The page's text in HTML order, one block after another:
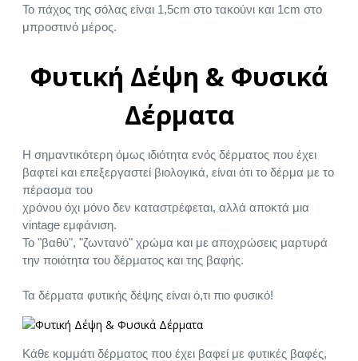
Το πάχος της σόλας είναι 1,5cm στο τακούνι και 1cm στο
μπροστινό μέρος.
Φυτική Δέψη & Φυσικά
Δέρματα
Η σημαντικότερη όμως ιδιότητα ενός δέρματος που έχει
βαφτεί και επεξεργαστεί βιολογικά, είναι ότι το δέρμα με το
πέρασμα του
χρόνου όχι μόνο δεν καταστρέφεται, αλλά αποκτά μια
vintage εμφάνιση.
Το "βαθύ", "ζωντανό" χρώμα και με αποχρώσεις μαρτυρά
την ποιότητα του δέρματος και της βαφής.
Τα δέρματα φυτικής δέψης είναι ό,τι πιο φυσικό!
Κάθε κομμάτι δέρματος που έχει βαφεί με φυτικές βαφές,